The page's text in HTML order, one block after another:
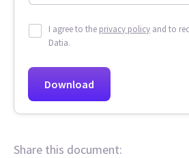
I agree to the privacy policy and to
Datia.
Share this document: